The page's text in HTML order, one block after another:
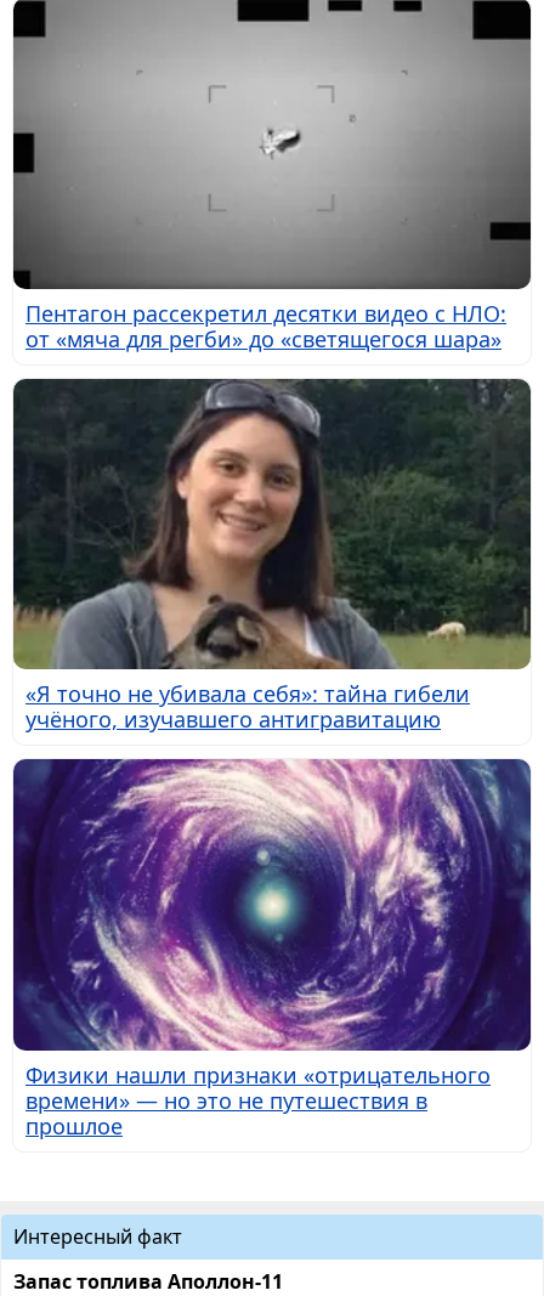
Пентагон рассекретил десятки видео с НЛО:
от «мяча для регби» до «светящегося шара»
«Я точно не убивала себя»: тайна гибели
учёного, изучавшего антигравитацию
Физики нашли признаки «отрицательного
времени» — но это не путешествия в
прошлое
Интересный факт
Запас топлива Аполлон-11